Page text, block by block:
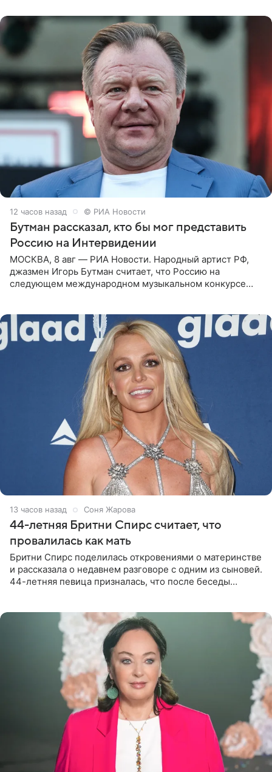
12 часов назад © РИА Новости
Бутман рассказал, кто бы мог представить
Россию на Интервидении
МОСКВА, 8 авг — РИА Новости. Народный артист РФ,
джазмен Игорь Бутман считает, что Россию на
следующем международном музыкальном конкурсе
13 часов назад Соня Жарова
44-летняя Бритни Спирс считает, что
провалилась как мать
Бритни Спирс поделилась откровениями о материнстве
и рассказала о недавнем разговоре с одним из сыновей.
44-летняя певица призналась, что после беседы